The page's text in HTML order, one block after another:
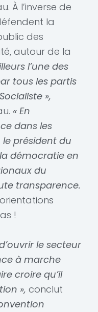
À l’inverse de
la
des
autour de la
l’une des
tous les partis
»,
« En
dans les
président du
démocratie en
du
transparence.
!
le secteur
à marche
croire qu’il
», conclut